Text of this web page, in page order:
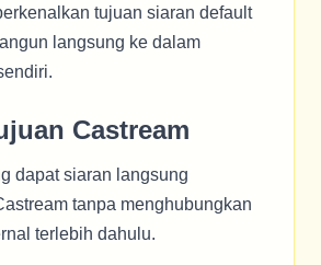
tujuan siaran default
langsung ke dalam
Castream
dapat siaran langsung
tanpa menghubungkan
terlebih dahulu.